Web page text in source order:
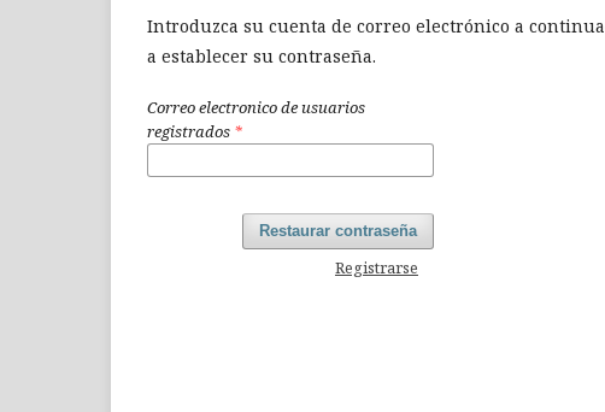
Introduzca su cuenta de correo electrónico a
a establecer su contraseña.
Correo electronico de usuarios
registrados *
Restaurar contraseña
Registrarse